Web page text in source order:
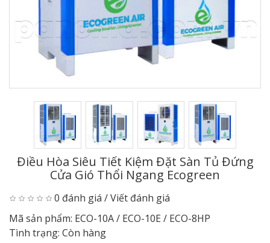
Điều Hòa Siêu Tiết Kiệm Đặt Sàn Tủ Đứng
Cửa Gió Thổi Ngang Ecogreen
0 đánh giá /Viết đánh giá
Mã sản phẩm: ECO-10A / ECO-10E / ECO-8HP
Tình trạng: Còn hàng